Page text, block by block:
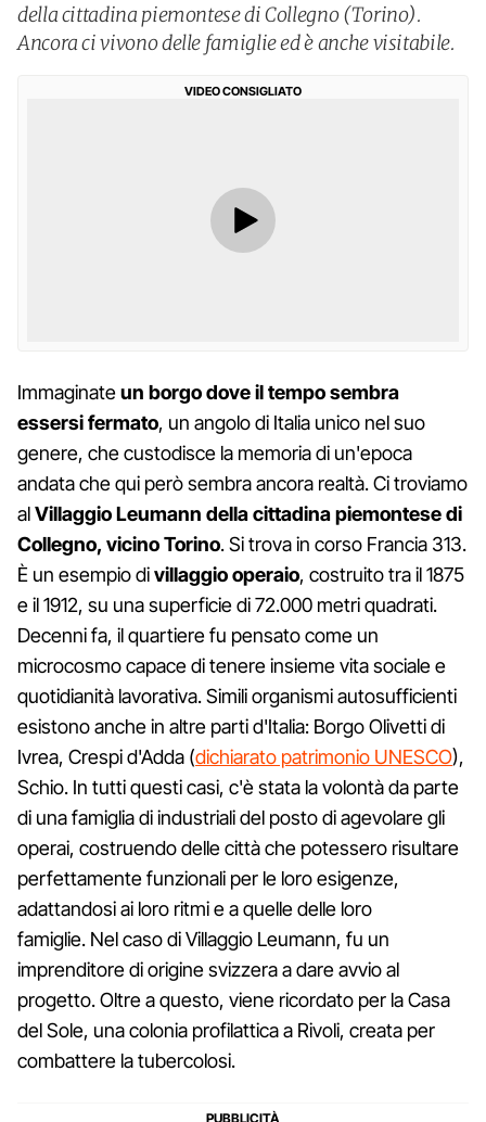
della cittadina piemontese di Collegno (Torino).
Ancora ci vivono delle famiglie ed è anche visitabile.
VIDEO CONSIGLIATO
Immaginateun borgo dove il tempo sembra
essersi fermato, un angolo di Italia unico nel suo
genere, che custodisce la memoria di un'epoca
andata che qui però sembra ancora realtà. Ci troviamo
alVillaggio Leumann della cittadina piemontese di
Collegno, vicino Torino. Si trova in corso Francia 313.
È un esempio divillaggio operaio, costruito tra il 1875
e il 1912, su una superficie di 72.000 metri quadrati.
Decenni fa, il quartiere fu pensato come un
microcosmo capace di tenere insieme vita sociale e
quotidianità lavorativa. Simili organismi autosufficienti
esistono anche in altre parti d'Italia: Borgo Olivetti di
Ivrea, Crespi d'Adda (dichiarato patrimonio UNESCO),
Schio. In tutti questi casi, c'è stata la volontà da parte
di una famiglia di industriali del posto di agevolare gli
operai, costruendo delle città che potessero risultare
perfettamente funzionali per le loro esigenze,
adattandosi ai loro ritmi e a quelle delle loro
famiglie. Nel caso di Villaggio Leumann, fu un
imprenditore di origine svizzera a dare avvio al
progetto. Oltre a questo, viene ricordato per la Casa
del Sole, una colonia profilattica a Rivoli, creata per
combattere la tubercolosi.